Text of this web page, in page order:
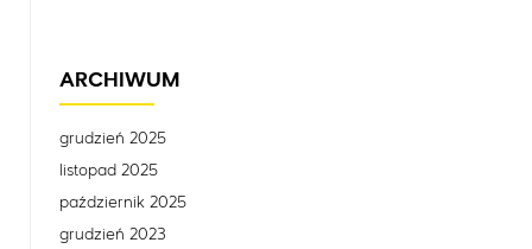
ARCHIWUM
grudzień 2025
listopad 2025
październik 2025
grudzień 2023